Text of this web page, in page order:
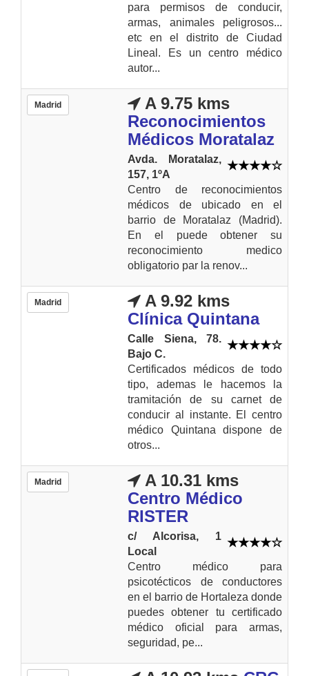
para permisos de conducir,
armas, animales peligrosos...
etc en el distrito de Ciudad
Lineal. Es un centro médico
autor...
Madrid
A 9.75 kms
Reconocimientos
Médicos Moratalaz
Avda. Moratalaz,
157, 1ºA
Centro de reconocimientos
médicos de ubicado en el
barrio de Moratalaz (Madrid).
En el puede obtener su
reconocimiento medico
obligatorio par la renov...
Madrid
A 9.92 kms
Clínica Quintana
Calle Siena, 78.
Bajo C.
Certificados médicos de todo
tipo, ademas le hacemos la
tramitación de su carnet de
conducir al instante. El centro
médico Quintana dispone de
otros...
Madrid
A 10.31 kms
Centro Médico
RISTER
c/ Alcorisa, 1
Local
Centro médico para
psicotécticos de conductores
en el barrio de Hortaleza donde
puedes obtener tu certificado
médico oficial para armas,
seguridad, pe...